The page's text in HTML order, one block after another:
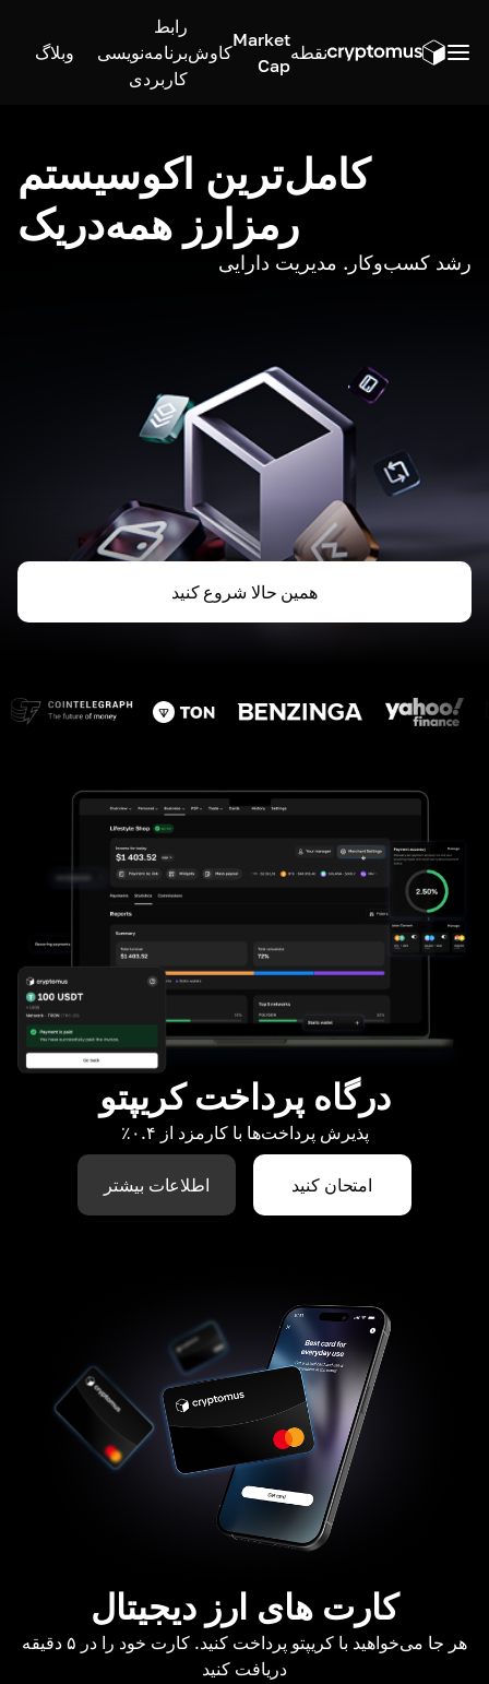
نقطه
Market
Cap
کاوش
رابط
برنامه‌نویسی
کاربردی
وبلاگ
کامل‌ترین اکوسیستم
رمزارز همه‌در‌یک
رشد کسب‌وکار. مدیریت دارایی
همین حالا شروع کنید
درگاه پرداخت کریپتو
پذیرش پرداخت‌ها با کارمزد از ۰.۴٪
امتحان کنید اطلاعات بیشتر
کارت های ارز دیجیتال
هر جا می‌خواهید با کریپتو پرداخت کنید. کارت خود را در ۵ دقیقه
دریافت کنید